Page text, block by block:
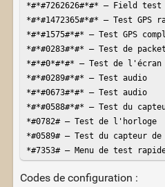
*#*#7262626#*#* – Field test
*#*#1472365#*#* – Test GPS
*#*#1575#*#* – Test GPS
*#*#0283#*#* – Test de
*#*#0*#*#* – Test de l'écran
*#*#0289#*#* – Test audio
*#*#0673#*#* – Test audio
*#*#0588#*#* – Test du
*#0782# – Test de l'horloge
*#0589# – Test du capteur
*#7353# – Menu de test
Codes de configuration :